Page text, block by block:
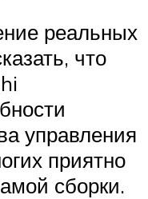
реальных
что
управления
приятно
сборки.